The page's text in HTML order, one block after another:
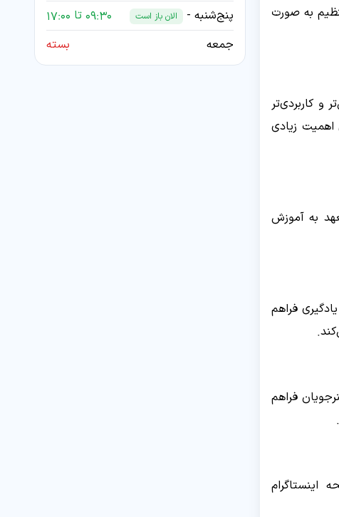
به صورت
کاربردی‌تر
اهمیت زیادی
به آموزش
فراهم
فراهم
اینستاگرام
پنج‌شنبه -
الان باز است
09:30 تا 17:00
جمعه
بسته